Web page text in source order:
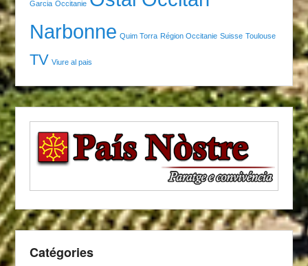
Garcia Occitanie
Narbonne Quim Torra Région Occitanie Suisse Toulouse
TV Viure al pais
Catégories